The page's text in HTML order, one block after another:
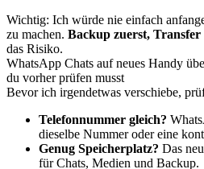
Wichtig: Ich würde nie einfach
zu machen. Backup zuerst, Transfer
das Risiko.
WhatsApp Chats auf neues Handy
du vorher prüfen musst
Bevor ich irgendetwas verschiebe,
Telefonnummer gleich?
dieselbe Nummer oder eine
Genug Speicherplatz? Das
für Chats, Medien und Backup.